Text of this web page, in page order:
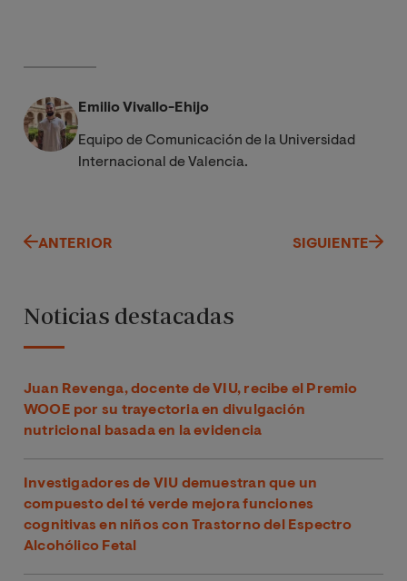
Emilio Vivallo-Ehijo
Equipo de Comunicación de la Universidad
Internacional de Valencia.
ANTERIOR SIGUIENTE
Noticias destacadas
Juan Revenga, docente de VIU, recibe el Premio
WOOE por su trayectoria en divulgación
nutricional basada en la evidencia
Investigadores de VIU demuestran que un
compuesto del té verde mejora funciones
cognitivas en niños con Trastorno del Espectro
Alcohólico Fetal